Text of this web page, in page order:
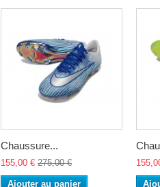
Chaussure...
155,00 € 275,00 €
Ajouter au panier